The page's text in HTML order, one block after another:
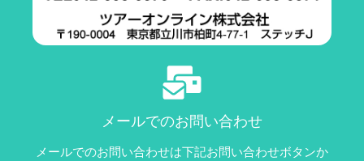
メールでのお問い合わせ
メールでのお問い合わせは下記お問い合わせボタンか